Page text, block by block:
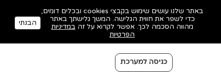
כניסה למערכת
באתר שלנו עושים שימוש בקבצי cookies ובכלים דומים,
כדי לשפר את חווית הגלישה. המשך גלישתך באתר
מהווה הסכמה לכך. אפשר לקרוא על זהבמדיניות
הפרטיות
הבנתי